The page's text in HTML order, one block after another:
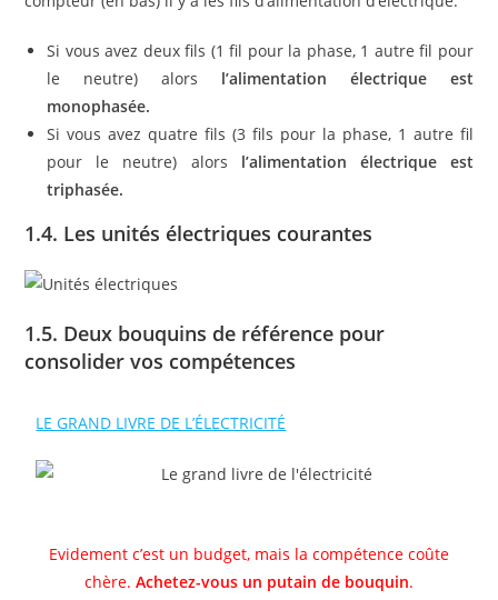
Si vous avez deux fils (1 fil pour la phase, 1 autre fil pour
le neutre) alors l’alimentation électrique est
monophasée.
Si vous avez quatre fils (3 fils pour la phase, 1 autre fil
pour le neutre) alors l’alimentation électrique est
triphasée.
1.4. Les unités électriques courantes
1.5. Deux bouquins de référence pour
consolider vos compétences
LE GRAND LIVRE DE L’ÉLECTRICITÉ
Evidement c’est un budget, mais la compétence coûte
chère. Achetez-vous un putain de bouquin.